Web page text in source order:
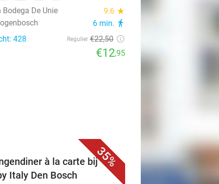
Bodega De Unie
9.6 star
6 min. directions_walk
428 Regulier €22,50
€12,95
35%
à la carte bij
Italy Den Bosch